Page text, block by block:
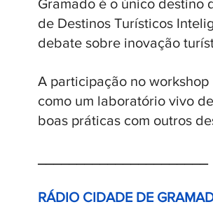
Gramado é o único destino
de Destinos Turísticos
debate sobre inovação
A participação no
como um laboratório vivo
boas práticas com outros
RÁDIO CIDADE DE